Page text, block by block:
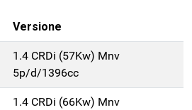
Versione
1.4 CRDi (57Kw) Mnv
5p/d/1396cc
1.4 CRDi (66Kw) Mnv